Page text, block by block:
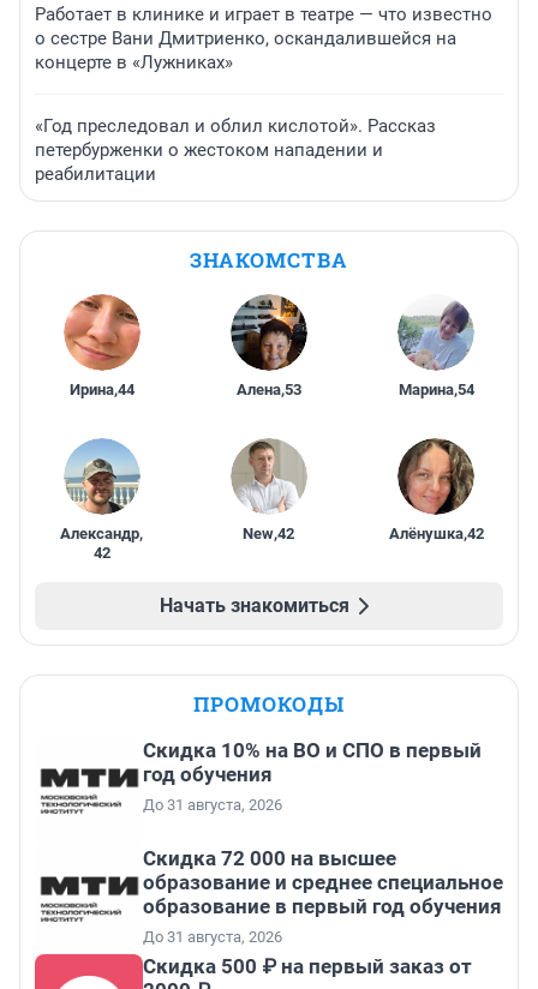
Работает в клинике и играет в театре — что известно
о сестре Вани Дмитриенко, оскандалившейся на
концерте в «Лужниках»
«Год преследовал и облил кислотой». Рассказ
петербурженки о жестоком нападении и
реабилитации
ЗНАКОМСТВА
Ирина,44 Алена,53 Марина,54
Александр,
42
New,42 Алёнушка,42
Начать знакомиться
ПРОМОКОДЫ
Скидка 10% на ВО и СПО в первый
год обучения
До 31 августа, 2026
Скидка 72 000 на высшее
образование и среднее специальное
образование в первый год обучения
До 31 августа, 2026
Скидка 500 ₽ на первый заказ от